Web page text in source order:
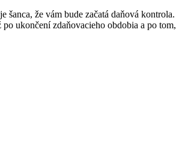
že vám bude začatá daňová
ukončení zdaňovacieho obdobia a po